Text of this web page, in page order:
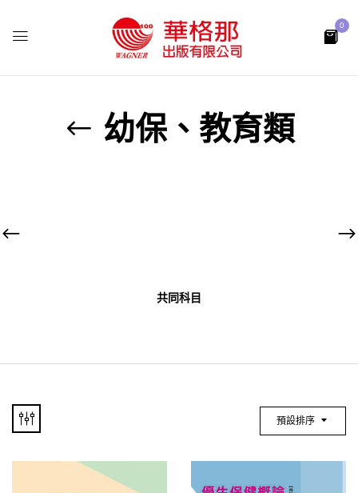
0
幼保、教育類
共同科目
預設排序